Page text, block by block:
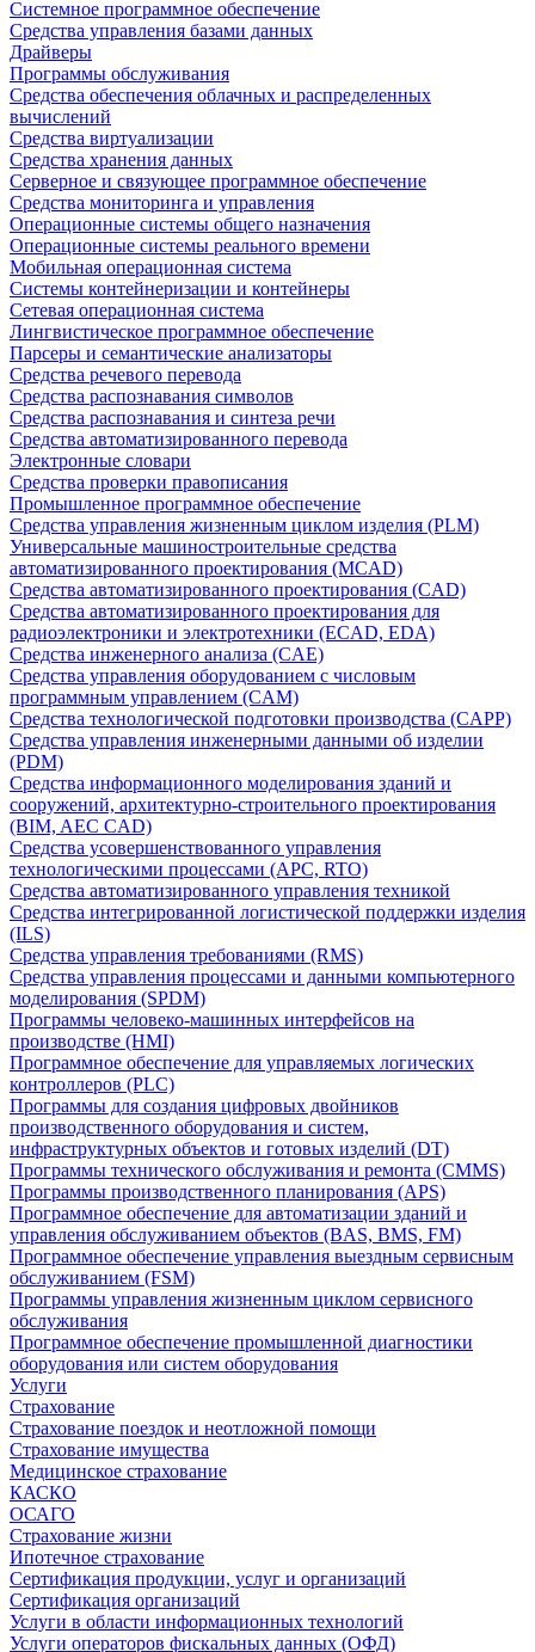
Системное программное обеспечение
Средства управления базами данных
Драйверы
Программы обслуживания
Средства обеспечения облачных и распределенных
вычислений
Средства виртуализации
Средства хранения данных
Серверное и связующее программное обеспечение
Средства мониторинга и управления
Операционные системы общего назначения
Операционные системы реального времени
Мобильная операционная система
Системы контейнеризации и контейнеры
Сетевая операционная система
Лингвистическое программное обеспечение
Парсеры и семантические анализаторы
Средства речевого перевода
Средства распознавания символов
Средства распознавания и синтеза речи
Средства автоматизированного перевода
Электронные словари
Средства проверки правописания
Промышленное программное обеспечение
Средства управления жизненным циклом изделия (PLM)
Универсальные машиностроительные средства
автоматизированного проектирования (MCAD)
Средства автоматизированного проектирования (CAD)
Средства автоматизированного проектирования для
радиоэлектроники и электротехники (ECAD, EDA)
Средства инженерного анализа (CAE)
Средства управления оборудованием с числовым
программным управлением (CAM)
Средства технологической подготовки производства (CAPP)
Средства управления инженерными данными об изделии
(PDM)
Средства информационного моделирования зданий и
сооружений, архитектурно-строительного проектирования
(BIM, AEC CAD)
Средства усовершенствованного управления
технологическими процессами (APC, RTO)
Средства автоматизированного управления техникой
Средства интегрированной логистической поддержки изделия
(ILS)
Средства управления требованиями (RMS)
Средства управления процессами и данными компьютерного
моделирования (SPDM)
Программы человеко-машинных интерфейсов на
производстве (HMI)
Программное обеспечение для управляемых логических
контроллеров (PLC)
Программы для создания цифровых двойников
производственного оборудования и систем,
инфраструктурных объектов и готовых изделий (DT)
Программы технического обслуживания и ремонта (CMMS)
Программы производственного планирования (APS)
Программное обеспечение для автоматизации зданий и
управления обслуживанием объектов (BAS, BMS, FM)
Программное обеспечение управления выездным сервисным
обслуживанием (FSM)
Программы управления жизненным циклом сервисного
обслуживания
Программное обеспечение промышленной диагностики
оборудования или систем оборудования
Услуги
Страхование
Страхование поездок и неотложной помощи
Страхование имущества
Медицинское страхование
КАСКО
ОСАГО
Страхование жизни
Ипотечное страхование
Сертификация продукции, услуг и организаций
Сертификация организаций
Услуги в области информационных технологий
Услуги операторов фискальных данных (ОФД)